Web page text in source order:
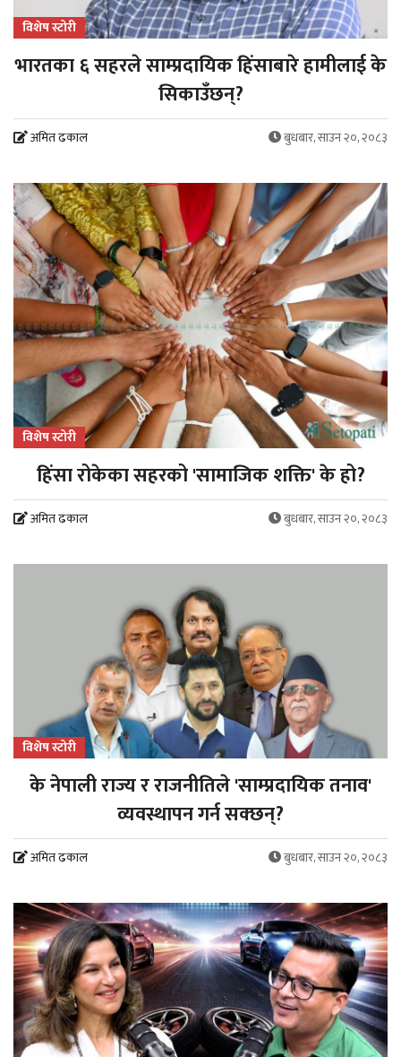
विशेष स्टोरी
भारतका ६ सहरले साम्प्रदायिक हिंसाबारे हामीलाई के
सिकाउँछन्?
अमित ढकाल बुधबार, साउन २०, २०८३
विशेष स्टोरी
हिंसा रोकेका सहरको 'सामाजिक शक्ति' के हो?
अमित ढकाल बुधबार, साउन २०, २०८३
विशेष स्टोरी
के नेपाली राज्य र राजनीतिले 'साम्प्रदायिक तनाव'
व्यवस्थापन गर्न सक्छन्?
अमित ढकाल बुधबार, साउन २०, २०८३